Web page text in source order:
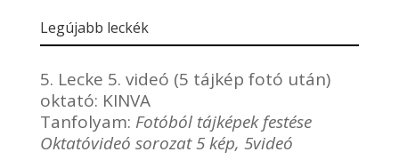
Legújabb leckék
5. Lecke 5. videó (5 tájkép fotó után)
oktató: KINVA
Tanfolyam: Fotóból tájképek festése
Oktatóvideó sorozat 5 kép, 5videó